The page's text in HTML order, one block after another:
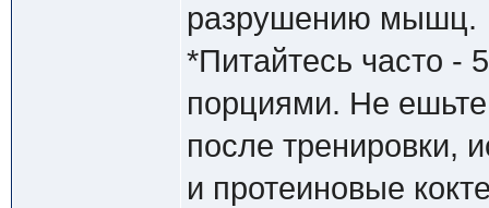
разрушению мышц.
*Питайтесь часто -
порциями. Не ешьте
после тренировки,
и протеиновые